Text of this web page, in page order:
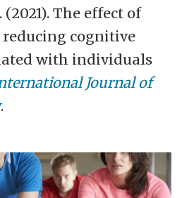
(2021).The effect of
reducing cognitive
with individuals
Journal of
.